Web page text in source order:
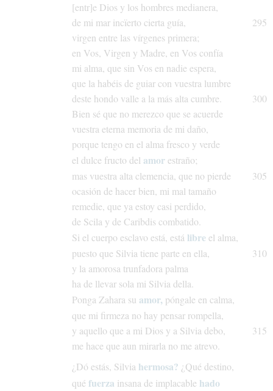
[entr]e Dios y los hombres medianera,
de mi mar incïerto cierta guía,
295
virgen entre las vírgenes primera;
en Vos, Virgen y Madre, en Vos confía
mi alma, que sin Vos en nadie espera,
que la habéis de guiarcon vuestra lumbre
deste hondo valle a la más altacumbre.
300
Bien sé que no merezco que se acuerde
vuestraeterna memoria de mi daño,
porque tengo en el alma fresco y verde
el dulce fructo del amorestraño;
mas vuestra altaclemencia, que no pierde
305
ocasión de hacer bien, mi mal tamaño
remedie, que yaestoy casi perdido,
de Scila y de Caribdis combatido.
Si el cuerpo esclavo está, está libre el alma,
puesto que Silvia tiene parte en ella,
310
y la amorosa trunfadora palma
ha de llevar sola mi Silvia della.
PongaZahara su amor, póngale en calma,
que mi firmeza no hay pensar rompella,
y aquello que a mi Dios y a Silvia debo,
315
me hace que aun mirarla no me atrevo.
¿Dó estás, Silvia hermosa? ¿Qué destino,
qué fuerza insana de implacable hado